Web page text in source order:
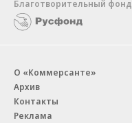
Благотворительный фонд
О «Коммерсанте»
Архив
Контакты
Реклама